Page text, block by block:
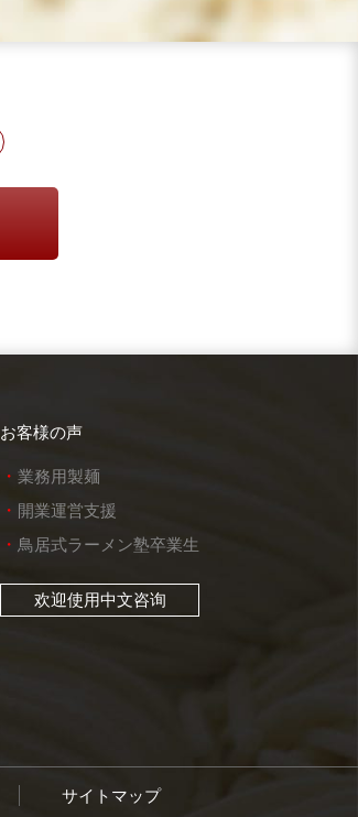
お客様の声
業務用製麺
開業運営支援
鳥居式ラーメン塾卒業生
欢迎使用中文咨询
サイトマップ